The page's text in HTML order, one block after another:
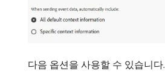
다음 옵션을 사용할 수 있습니다.